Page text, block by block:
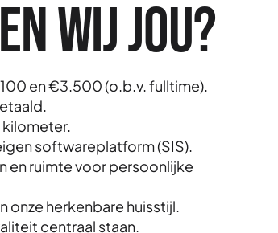
wij jou?
en €3.500 (o.b.v. fulltime).
softwareplatform (SIS).
en ruimte voor persoonlijke
onze herkenbare huisstijl.
centraal staan.